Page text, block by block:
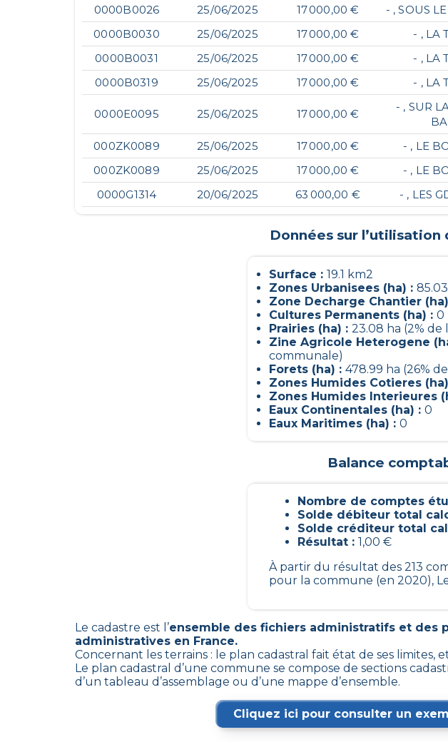
0000B0026
25/06/2025 17 000,00 € - , SOUS
0000B0030
25/06/2025 17 000,00 € - , LA
0000B0031
25/06/2025 17 000,00 € - , LA
0000B0319
25/06/2025 17 000,00 € - , LA
0000E0095 25/06/2025 17 000,00 €
- , SUR
000ZK0089 25/06/2025 17 000,00 € - , LE
000ZK0089
25/06/2025 17 000,00 € - , LE
0000G1314
20/06/2025 63 000,00 € - , LES
Données sur l’utilisation
Surface : 19.1 km2
Zones Urbanisees (ha) :
Zone Decharge Chantier
Cultures Permanents (ha) : 0
Prairies (ha) : 23.08 ha (2%
Zine Agricole Heterogene
communale)
Forets (ha) : 478.99 ha (26%
Zones Humides Cotieres
Zones Humides Interieures
Eaux Continentales (ha) : 0
Eaux Maritimes (ha) : 0
Balance
Nombre de comptes
Solde débiteur total
Solde créditeur total
Résultat : 1,00 €
À partir du résultat des 213
pour la commune (en 2020),
Le cadastre est l’ensemble des fichiers administratifs et des
administratives en France.
Concernant les terrains : le plan cadastral fait état de ses
Le plan cadastral d’une commune se compose de sections
d’un tableau d’assemblage ou d’une mappe d’ensemble.
Cliquez ici pour consulter un